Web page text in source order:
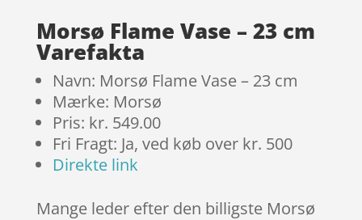
mmelser
Morsø Flame Vase – 23 cm
Varefakta
Navn: Morsø Flame Vase – 23 cm
Mærke: Morsø
Pris: kr. 549.00
Fri Fragt: Ja, ved køb over kr. 500
Direkte link
Mange leder efter den billigste Morsø